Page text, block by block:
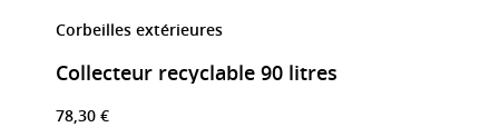
Corbeilles extérieures
Collecteur recyclable 90 litres
78,30 €